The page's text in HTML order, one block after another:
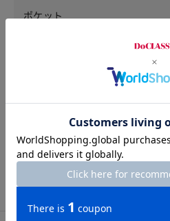
ポケット
開きの仕様